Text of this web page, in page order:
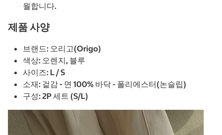
월합니다.
제품 사양
브랜드: 오리고(Origo)
색상: 오렌지, 블루
사이즈: L / S
소재: 겉감 - 면 100% 바닥 - 폴리에스터(논슬립)
구성: 2P 세트 (S/L)